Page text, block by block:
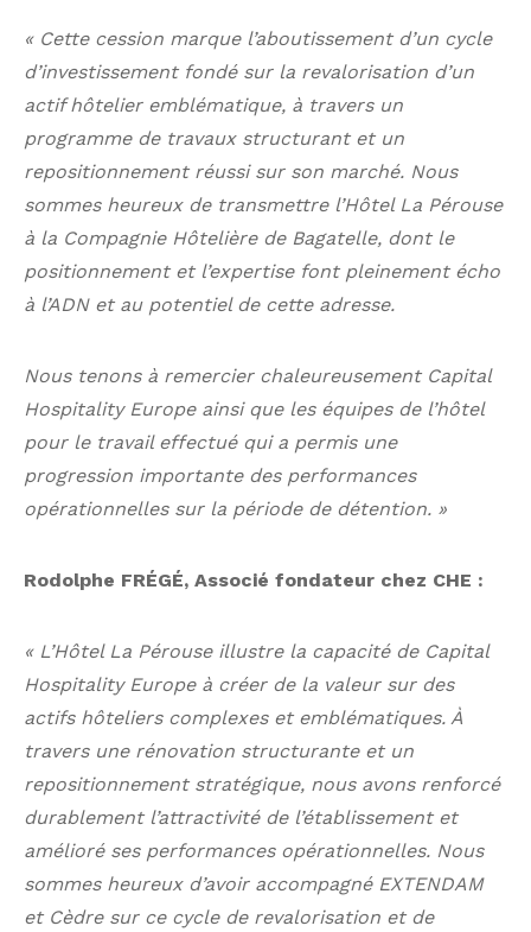
« Cette cession marque l’aboutissement d’un cycle
d’investissement fondé sur la revalorisation d’un
actif hôtelier emblématique, à travers un
programme de travaux structurant et un
repositionnement réussi sur son marché. Nous
sommes heureux de transmettre l’Hôtel La Pérouse
à la Compagnie Hôtelière de Bagatelle, dont le
positionnement et l’expertise font pleinement écho
à l’ADN et au potentiel de cette adresse.
Nous tenons à remercier chaleureusement Capital
Hospitality Europe ainsi que les équipes de l’hôtel
pour le travail effectué qui a permis une
progression importante des performances
opérationnelles sur la période de détention. »
Rodolphe FRÉGÉ, Associé fondateur chez CHE :
« L’Hôtel La Pérouse illustre la capacité de Capital
Hospitality Europe à créer de la valeur sur des
actifs hôteliers complexes et emblématiques. À
travers une rénovation structurante et un
repositionnement stratégique, nous avons renforcé
durablement l’attractivité de l’établissement et
amélioré ses performances opérationnelles. Nous
sommes heureux d’avoir accompagné EXTENDAM
et Cèdre sur ce cycle de revalorisation et de